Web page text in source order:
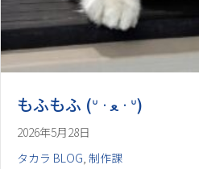
2026年5月28日
タカラ BLOG 制作課